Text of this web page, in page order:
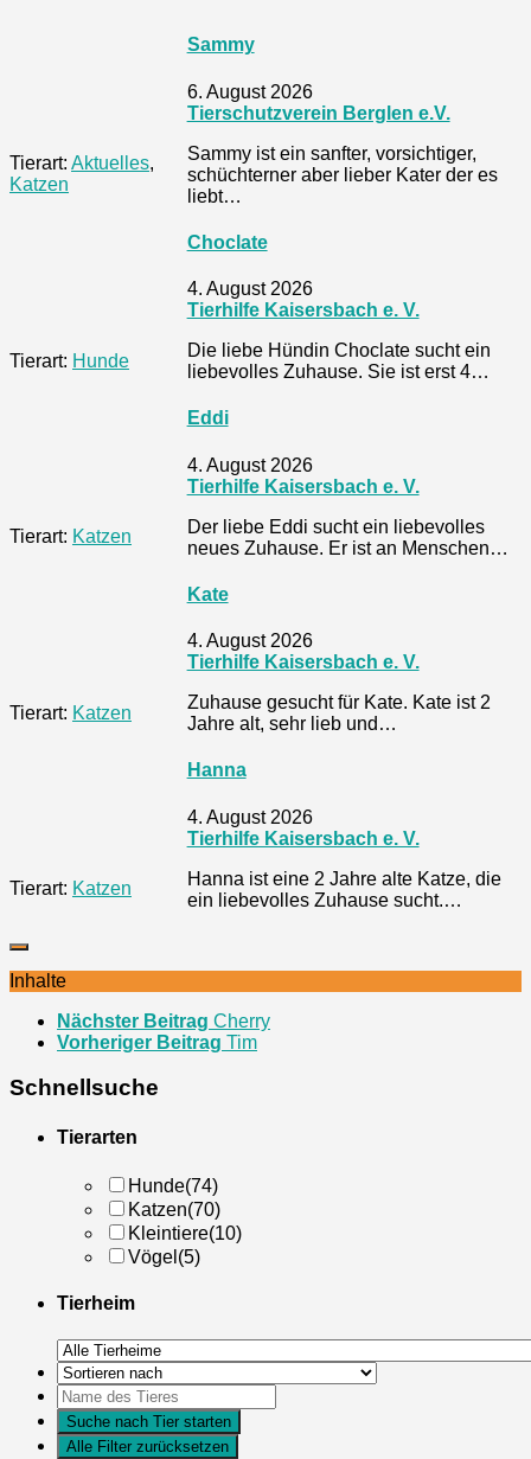
Tierart: Aktuelles,
Katzen
Sammy
6. August 2026
Tierschutzverein Berglen e.V.
Sammy ist ein sanfter, vorsichtiger,
schüchterner aber lieber Kater der es
liebt…
Tierart: Hunde
Choclate
4. August 2026
Tierhilfe Kaisersbach e. V.
Die liebe Hündin Choclate sucht ein
liebevolles Zuhause. Sie ist erst 4…
Tierart: Katzen
Eddi
4. August 2026
Tierhilfe Kaisersbach e. V.
Der liebe Eddi sucht ein liebevolles
neues Zuhause. Er ist an Menschen…
Tierart: Katzen
Kate
4. August 2026
Tierhilfe Kaisersbach e. V.
Zuhause gesucht für Kate. Kate ist 2
Jahre alt, sehr lieb und…
Tierart: Katzen
Hanna
4. August 2026
Tierhilfe Kaisersbach e. V.
Hanna ist eine 2 Jahre alte Katze, die
ein liebevolles Zuhause sucht.…
Inhalte
Nächster Beitrag Cherry
Vorheriger Beitrag Tim
Schnellsuche
Tierarten
Hunde(74)
Katzen(70)
Kleintiere(10)
Vögel (5)
Tierheim